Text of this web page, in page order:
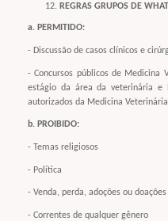
REGRAS GRUPOS DE
a. PERMITIDO:
- Discussão de casos clínicos e
- Concursos públicos de Medicina
estágio da área da veterinária e
autorizados da Medicina
b. PROIBIDO:
- Temas religiosos
- Política
- Venda, perda, adoções ou
- Correntes de qualquer gênero